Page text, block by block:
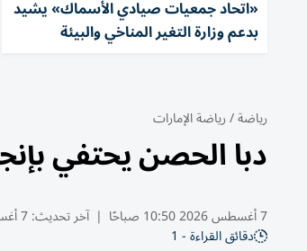
«اتحاد جمعيات صيادي الأسماك» يشيد
بدعم وزارة التغير المناخي والبيئة
رياضة/رياضة الإمارات
دبا الحصن يحتفي
7 أغسطس 2026 10:50 صباحًا | آخر تحديث:7 أغسطس 11:06 2026
دقائق القراءة - 1